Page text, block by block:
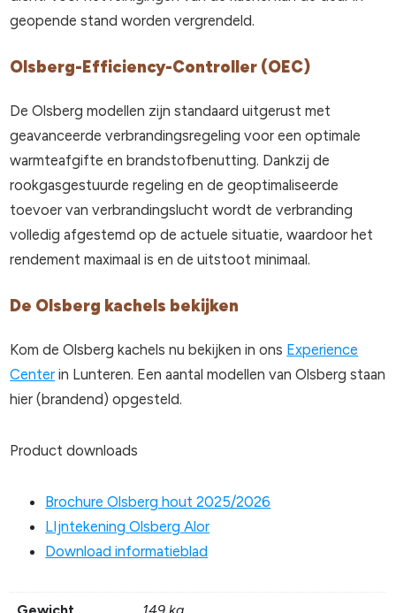
geopende stand worden vergrendeld.
Olsberg-Efficiency-Controller (OEC)
De Olsberg modellen zijn standaard uitgerust met
geavanceerde verbrandingsregeling voor een optimale
warmteafgifte en brandstofbenutting. Dankzij de
rookgasgestuurde regeling en de geoptimaliseerde
toevoer van verbrandingslucht wordt de verbranding
volledig afgestemd op de actuele situatie, waardoor het
rendement maximaal is en de uitstoot minimaal.
De Olsberg kachels bekijken
Kom de Olsberg kachels nu bekijken in ons Experience
Center in Lunteren. Een aantal modellen van Olsberg staan
hier (brandend) opgesteld.
Product downloads
Brochure Olsberg hout 2025/2026
LIjntekening Olsberg Alor
Download informatieblad